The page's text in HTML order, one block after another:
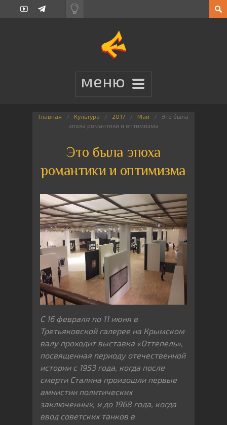
Главная Культура 2017 Май
Это была
эпоха романтики и оптимизма
Это была эпоха
романтики и оптимизма
C 16 февраля по 11 июня в
Третьяковской галерее на Крымском
валу проходит выставка «Оттепель»,
посвященная периоду отечественной
истории с 1953 года, когда после
смерти Сталина произошли первые
амнистии политических
заключенных, и до 1968 года, когда
ввод советских танков в